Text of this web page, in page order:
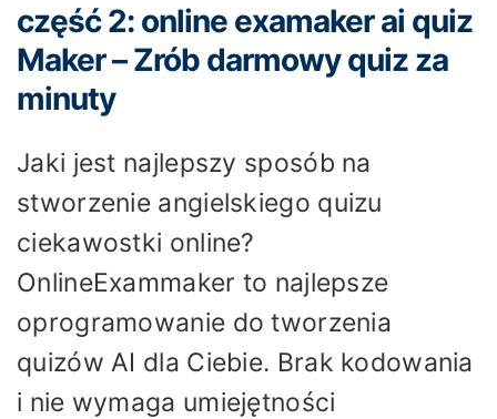
część 2: online examaker ai quiz
Maker – Zrób darmowy quiz za
minuty
Jaki jest najlepszy sposób na
stworzenie angielskiego quizu
ciekawostki online?
OnlineExammaker to najlepsze
oprogramowanie do tworzenia
quizów AI dla Ciebie. Brak kodowania
i nie wymaga umiejętności